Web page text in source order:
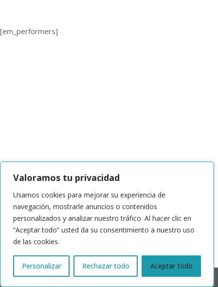
Valoramos tu privacidad
Usamos cookies para mejorar su experiencia de
navegación, mostrarle anuncios o contenidos
personalizados y analizar nuestro tráfico. Al hacer clic en
“Aceptar todo” usted da su consentimiento a nuestro uso
de las cookies.
Personalizar Rechazar todo Aceptar todo
[em_performers]
© 2024 | ACTRIS España